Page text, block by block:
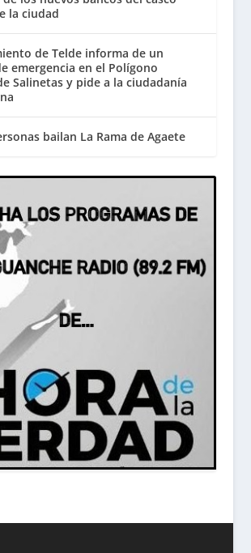
la ciudad
de Telde informa de un
emergencia en el Polígono
Salinetas y pide a la ciudadanía
bailan La Rama de Agaete